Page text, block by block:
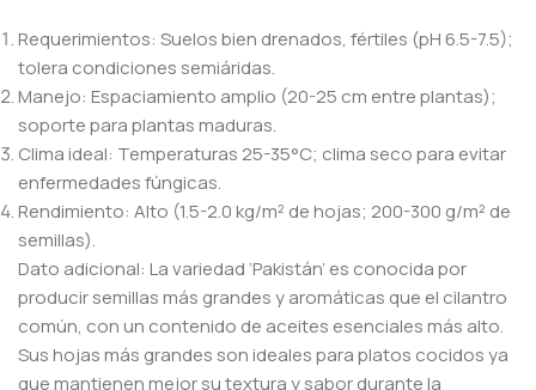
Requerimientos: Suelos bien drenados, fértiles (pH 6.5-7.5);
tolera condiciones semiáridas.
Manejo: Espaciamiento amplio (20-25 cm entre plantas);
soporte para plantas maduras.
Clima ideal: Temperaturas 25-35°C; clima seco para evitar
enfermedades fúngicas.
Rendimiento: Alto (1.5-2.0 kg/m² de hojas; 200-300 g/m² de
semillas).
Dato adicional: La variedad ‘Pakistán’ es conocida por
producir semillas más grandes y aromáticas que el cilantro
común, con un contenido de aceites esenciales más alto.
Sus hojas más grandes son ideales para platos cocidos ya
que mantienen mejor su textura y sabor durante la